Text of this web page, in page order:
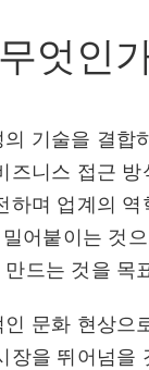
엇인
기술을 결합
니스 접근
며 업계의
어붙이는 것
드는 것을 목
문화 현상으
을 뛰어넘을